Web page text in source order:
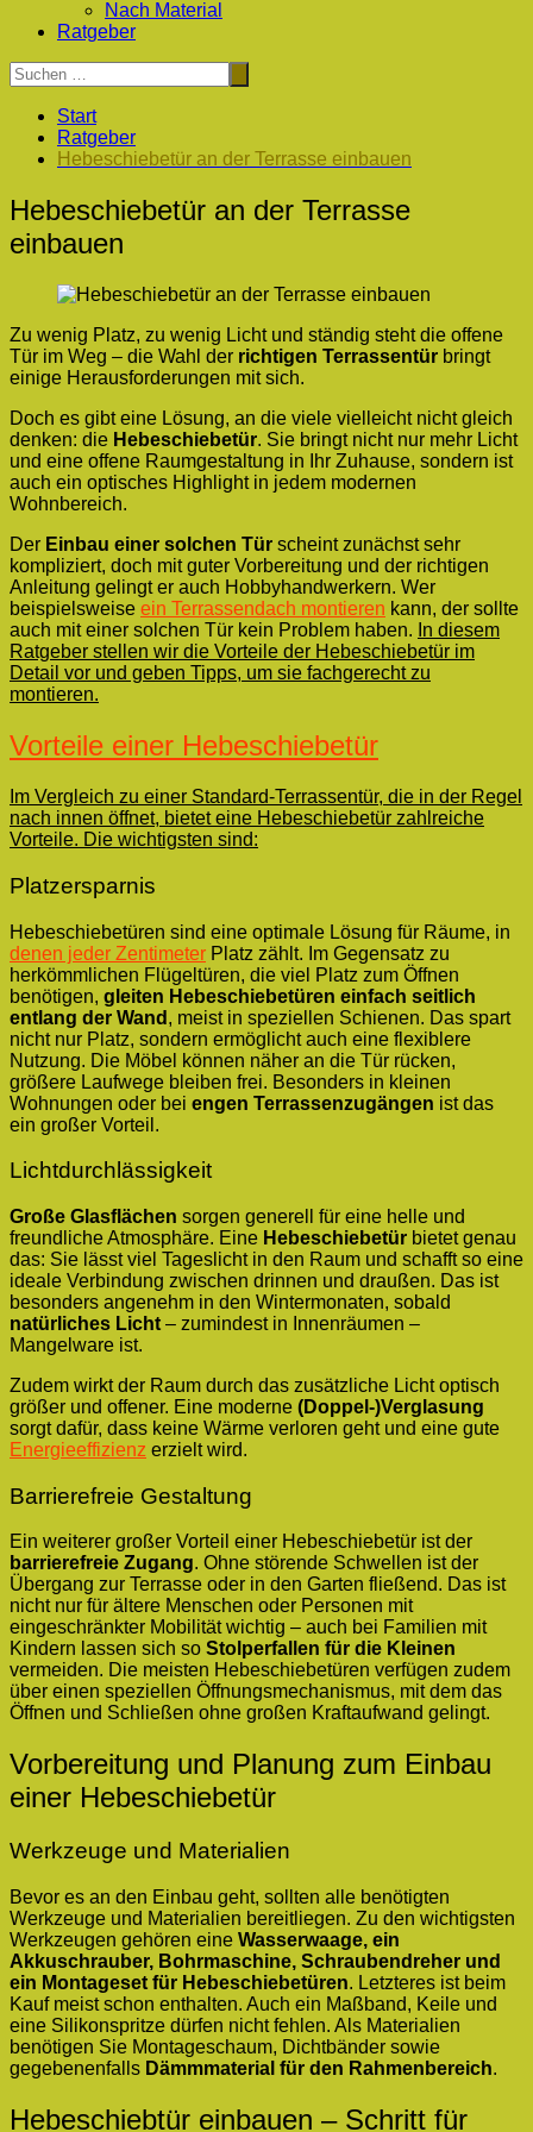
Nach Material
Ratgeber
Start
Ratgeber
Hebeschiebetür an der Terrasse einbauen
Hebeschiebetür an der Terrasse
einbauen
Zu wenig Platz, zu wenig Licht und ständig steht die offene
Tür im Weg – die Wahl der richtigen Terrassentür bringt
einige Herausforderungen mit sich.
Doch es gibt eine Lösung, an die viele vielleicht nicht gleich
denken: die Hebeschiebetür. Sie bringt nicht nur mehr Licht
und eine offene Raumgestaltung in Ihr Zuhause, sondern ist
auch ein optisches Highlight in jedem modernen
Wohnbereich.
Der Einbau einer solchen Tür scheint zunächst sehr
kompliziert, doch mit guter Vorbereitung und der richtigen
Anleitung gelingt er auch Hobbyhandwerkern. Wer
beispielsweise ein Terrassendach montieren kann, der sollte
auch mit einer solchen Tür kein Problem haben. In diesem
Ratgeber stellen wir die Vorteile der Hebeschiebetür im
Detail vor und geben Tipps, um sie fachgerecht zu
montieren.
Vorteile einer Hebeschiebetür
Im Vergleich zu einer Standard-Terrassentür, die in der Regel
nach innen öffnet, bietet eine Hebeschiebetür zahlreiche
Vorteile. Die wichtigsten sind:
Platzersparnis
Hebeschiebetüren sind eine optimale Lösung für Räume, in
denen jeder Zentimeter Platz zählt. Im Gegensatz zu
herkömmlichen Flügeltüren, die viel Platz zum Öffnen
benötigen, gleiten Hebeschiebetüren einfach seitlich
entlang der Wand , meist in speziellen Schienen. Das spart
nicht nur Platz, sondern ermöglicht auch eine flexiblere
Nutzung. Die Möbel können näher an die Tür rücken,
größere Laufwege bleiben frei. Besonders in kleinen
Wohnungen oder bei engen Terrassenzugängen ist das
ein großer Vorteil.
Lichtdurchlässigkeit
Große Glasflächen sorgen generell für eine helle und
freundliche Atmosphäre. Eine Hebeschiebetür bietet genau
das: Sie lässt viel Tageslicht in den Raum und schafft so eine
ideale Verbindung zwischen drinnen und draußen. Das ist
besonders angenehm in den Wintermonaten, sobald
natürliches Licht – zumindest in Innenräumen –
Mangelware ist.
Zudem wirkt der Raum durch das zusätzliche Licht optisch
größer und offener. Eine moderne (Doppel-)Verglasung
sorgt dafür, dass keine Wärme verloren geht und eine gute
Energieeffizienz erzielt wird.
Barrierefreie Gestaltung
Ein weiterer großer Vorteil einer Hebeschiebetür ist der
barrierefreie Zugang. Ohne störende Schwellen ist der
Übergang zur Terrasse oder in den Garten fließend. Das ist
nicht nur für ältere Menschen oder Personen mit
eingeschränkter Mobilität wichtig – auch bei Familien mit
Kindern lassen sich so Stolperfallen für die Kleinen
vermeiden. Die meisten Hebeschiebetüren verfügen zudem
über einen speziellen Öffnungsmechanismus, mit dem das
Öffnen und Schließen ohne großen Kraftaufwand gelingt.
Vorbereitung und Planung zum Einbau
einer Hebeschiebetür
Werkzeuge und Materialien
Bevor es an den Einbau geht, sollten alle benötigten
Werkzeuge und Materialien bereitliegen. Zu den wichtigsten
Werkzeugen gehören eine Wasserwaage, ein
Akkuschrauber, Bohrmaschine, Schraubendreher und
ein Montageset für Hebeschiebetüren. Letzteres ist beim
Kauf meist schon enthalten. Auch ein Maßband, Keile und
eine Silikonspritze dürfen nicht fehlen. Als Materialien
benötigen Sie Montageschaum, Dichtbänder sowie
gegebenenfalls Dämmmaterial für den Rahmenbereich.
Hebeschiebtür einbauen – Schritt für